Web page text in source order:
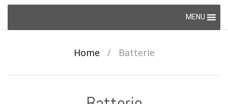
content
MENU
Home / Batterie